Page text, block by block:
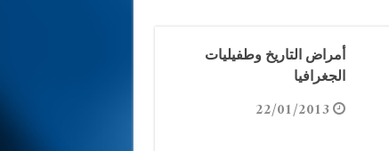
أمراض التاريخ وطفيليات
الجغرافيا
22/01/2013